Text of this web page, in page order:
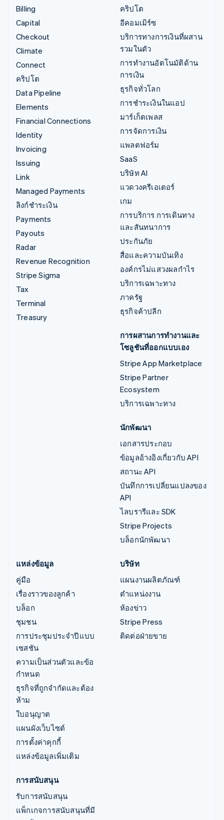
Billing
Capital
Checkout
Climate
Connect
คริปโต
Data Pipeline
Elements
Financial Connections
Identity
Invoicing
Issuing
Link
Managed Payments
ลิงก์ชำระเงิน
Payments
Payouts
Radar
Revenue Recognition
Stripe Sigma
Tax
Terminal
Treasury
คริปโต
อีคอมเมิร์ซ
บริการทางการเงินที่ผสาน
รวมในตัว
การทำงานอัตโนมัติด้าน
การเงิน
ธุรกิจทั่วโลก
การชำระเงินในแอป
มาร์เก็ตเพลส
การจัดการเงิน
แพลตฟอร์ม
SaaS
บริษัท AI
แวดวงครีเอเตอร์
เกม
การบริการ การเดินทาง
และสันทนาการ
ประกันภัย
สื่อและความบันเทิง
องค์กรไม่แสวงผลกำไร
บริการเฉพาะทาง
ภาครัฐ
ธุรกิจค้าปลีก
การผสานการทำงานและ
โซลูชันที่ออกแบบเอง
Stripe App Marketplace
Stripe Partner
Ecosystem
บริการเฉพาะทาง
นักพัฒนา
เอกสารประกอบ
ข้อมูลอ้างอิงเกี่ยวกับ API
สถานะ API
บันทึกการเปลี่ยนแปลงของ
API
ไลบรารีและ SDK
Stripe Projects
บล็อกนักพัฒนา
แหล่งข้อมูล
คู่มือ
เรื่องราวของลูกค้า
บล็อก
ชุมชน
การประชุมประจำปีแบบ
เซสชัน
ความเป็นส่วนตัวและข้อ
กำหนด
ธุรกิจที่ถูกจำกัดและต้อง
ห้าม
ใบอนุญาต
แผนผังเว็บไซต์
การตั้งค่าคุกกี้
แหล่งข้อมูลเพิ่มเติม
บริษัท
แผนงานผลิตภัณฑ์
ตำแหน่งงาน
ห้องข่าว
Stripe Press
ติดต่อฝ่ายขาย
การสนับสนุน
รับการสนับสนุน
แพ็กเกจการสนับสนุนที่มี